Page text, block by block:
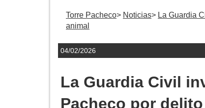
Torre Pacheco Noticias
La Guardia
animal
04/02/2026
La Guardia Civil
Pacheco por